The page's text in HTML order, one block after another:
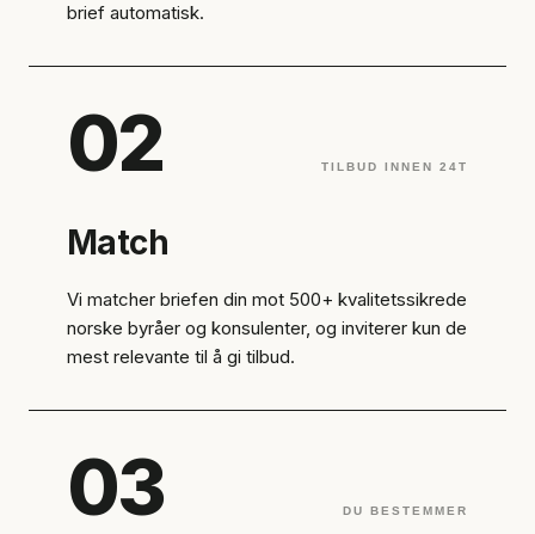
brief automatisk.
02 TILBUD INNEN 24T
Match
Vi matcher briefen din mot 500+ kvalitetssikrede
norske byråer og konsulenter, og inviterer kun de
mest relevante til å gi tilbud.
03 DU BESTEMMER